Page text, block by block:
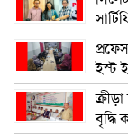
ইস্ট
বৃদ্ধি